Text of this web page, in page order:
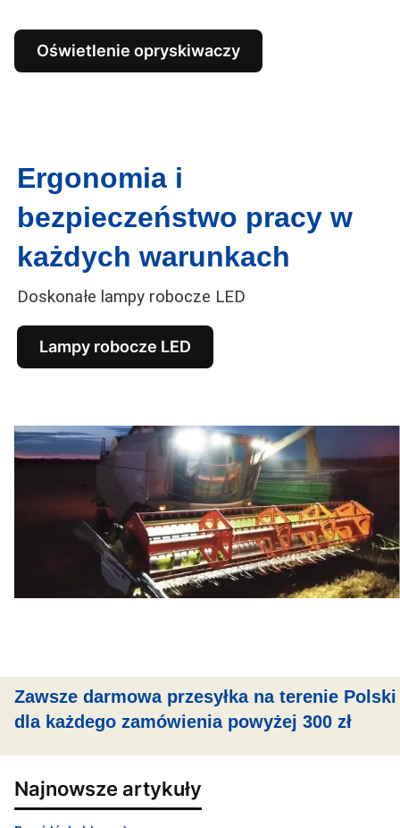
Oświetlenie opryskiwaczy
Ergonomia i
bezpieczeństwo pracy w
każdych warunkach
Doskonałe lampy robocze LED
Lampy robocze LED
Zawsze darmowa przesyłka na terenie Polski
dla każdego zamówienia powyżej 300 zł
Najnowsze artykuły